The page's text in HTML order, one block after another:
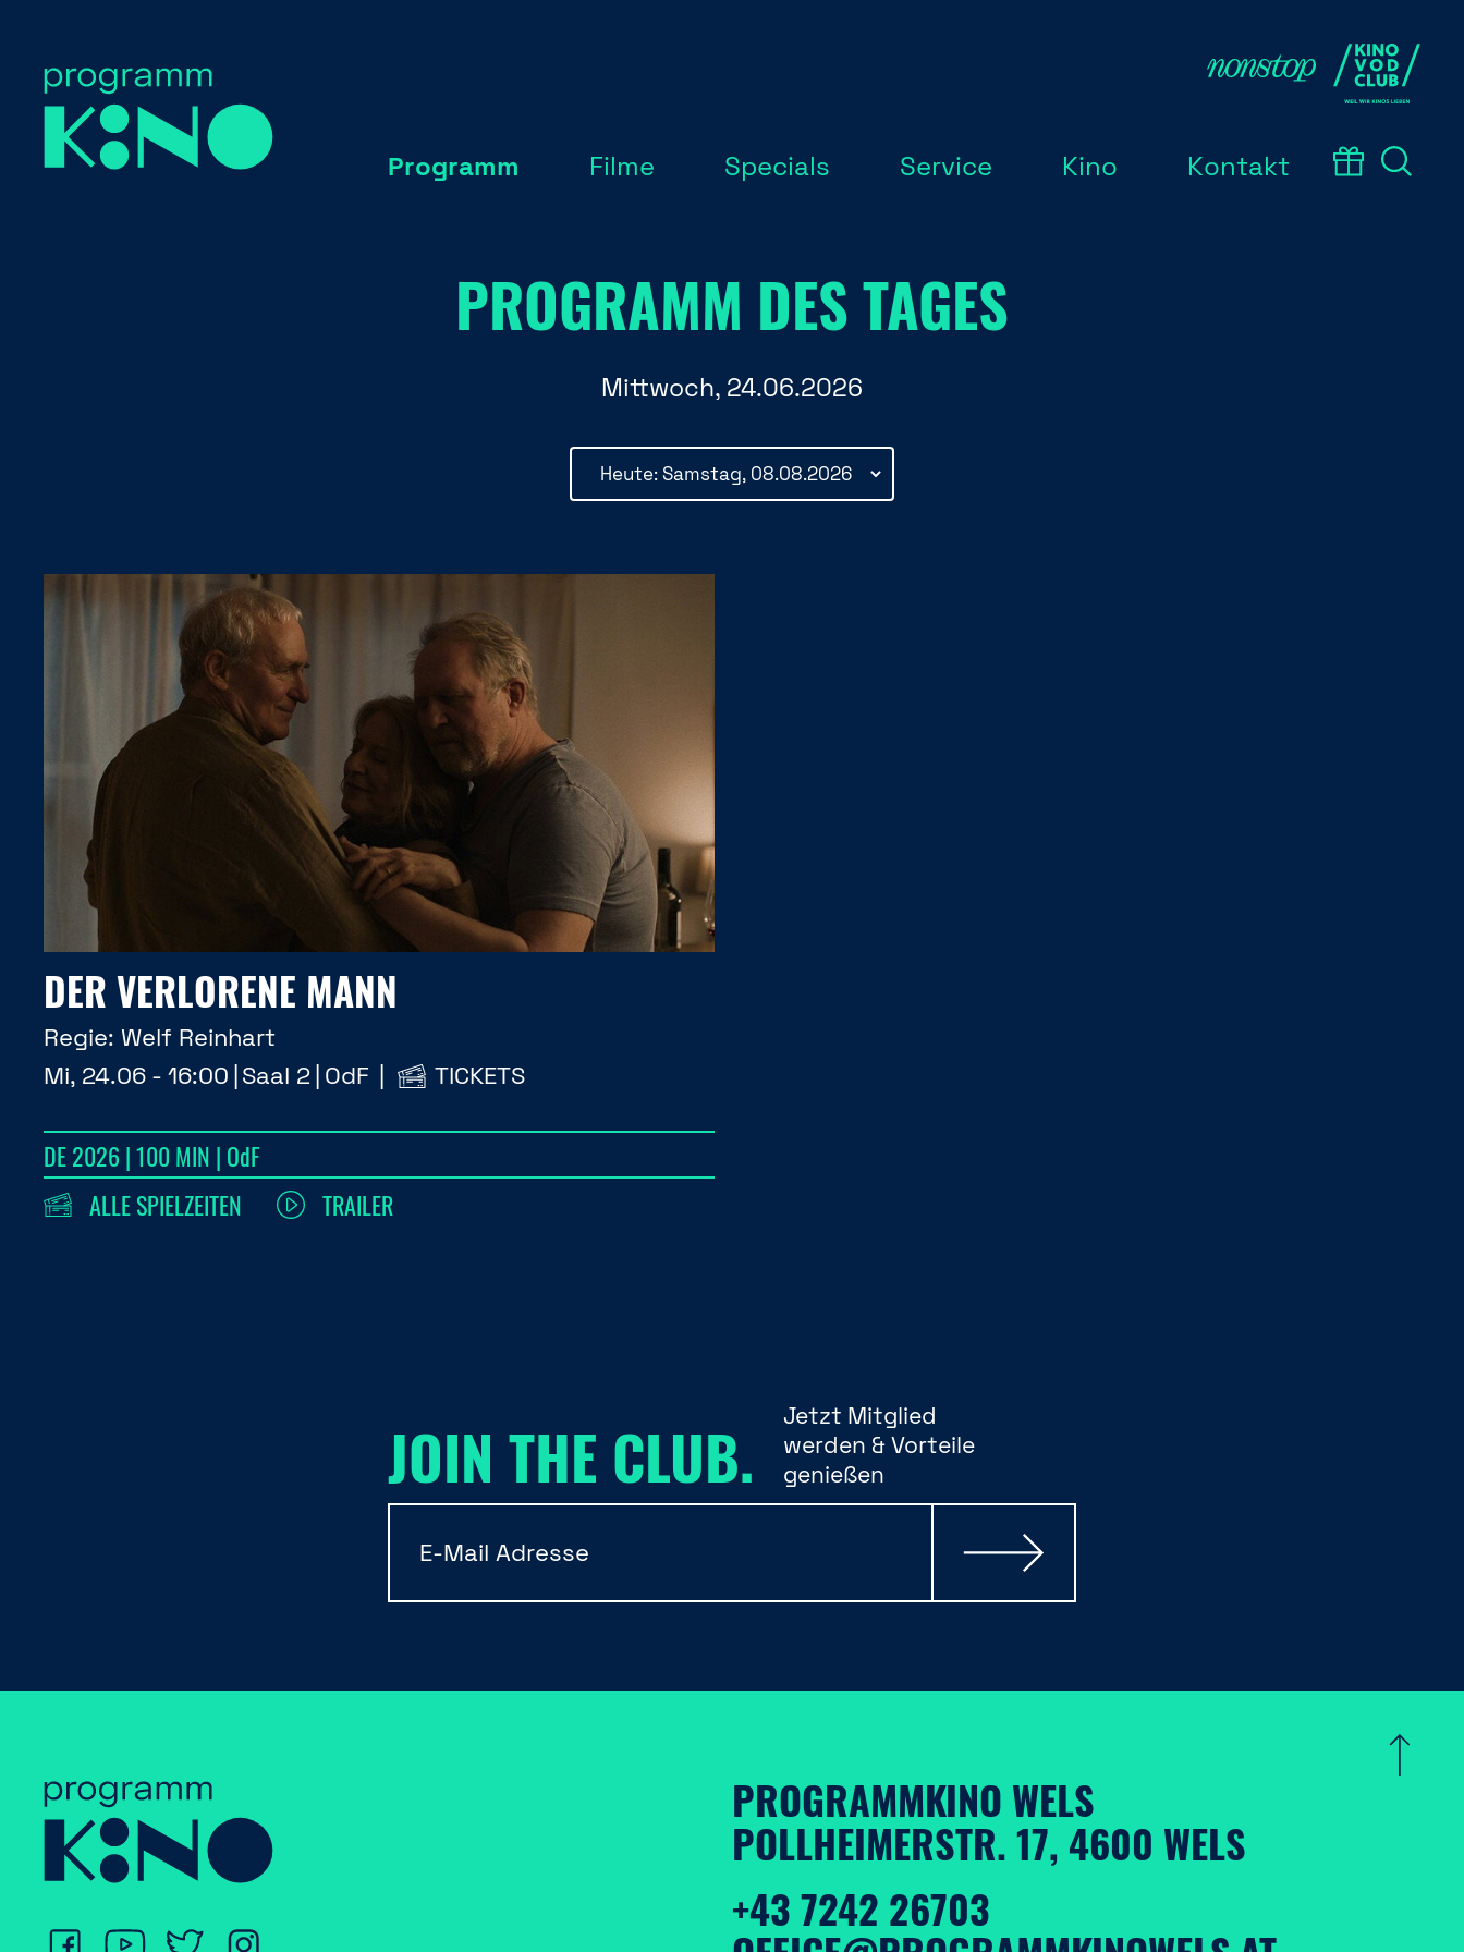
Programm Filme Specials Service Kino Kontakt
PROGRAMM DES TAGES
Mittwoch, 24.06.2026
Die Ehe der Künstlerin Hanne und des Pfarrers Bernd steht vor
neuen Herausforderungen, als Hannes Ex-Mann Kurt vor der
Tür steht.
MEHR INFOS
DER VERLORENE MANN
Regie: Welf Reinhart
Mi, 24.06 - 16:00 Saal 2 OdF TICKETS
DE 2026 | 100 MIN | OdF
ALLE SPIELZEITEN
TRAILER
JOIN THE CLUB.
Jetzt Mitglied
werden & Vorteile
genießen
PROGRAMMKINO WELS
POLLHEIMERSTR. 17, 4600 WELS
+43 7242 26703